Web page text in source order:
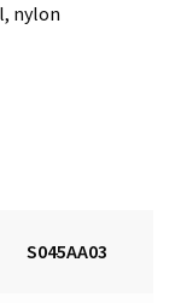
nylon
S045AA03